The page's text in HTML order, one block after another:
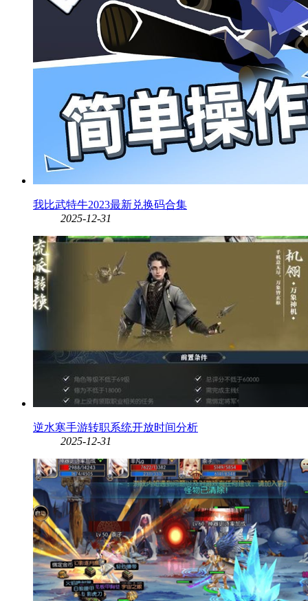
我比武特牛2023最新兑换码合集
2025-12-31
逆水寒手游转职系统开放时间分析
2025-12-31